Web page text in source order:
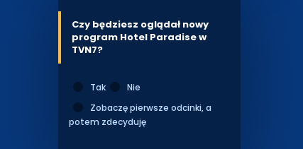
Czy będziesz oglądał nowy
program Hotel Paradise w
TVN7?
Tak
Nie
Zobaczę pierwsze odcinki, a
potem zdecyduję